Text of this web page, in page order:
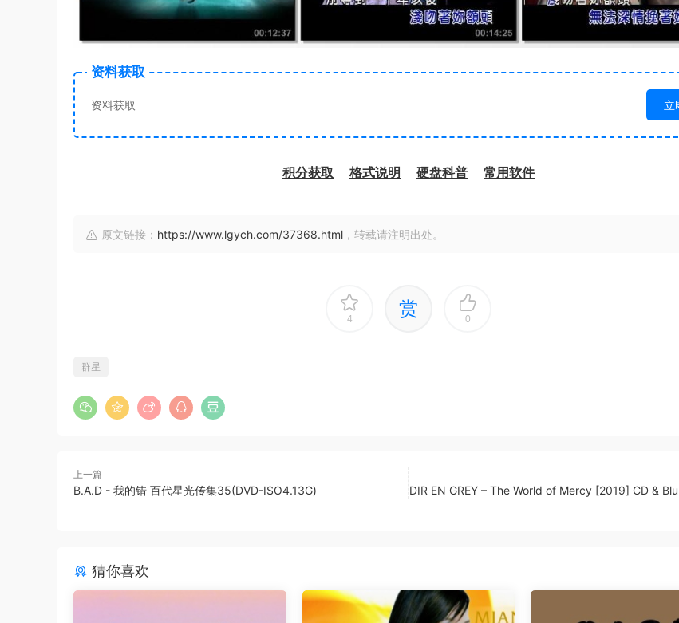
资料获取
资料获取 立
积分获取 格式说明 硬盘科普 常用软件
原文链接： https://www.lgych.com/37368.html ，转载请注明出处。
4 赏 0
群星
上一篇
B.A.D - 我的错 百代星光传集35(DVD-ISO4.13G)
DIR EN GREY – The World of Mercy [2019] CD &
猜你喜欢